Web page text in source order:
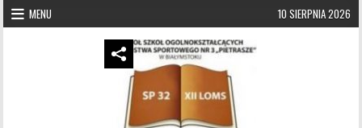
Skip to content
MENU 10 SIERPNIA 2026